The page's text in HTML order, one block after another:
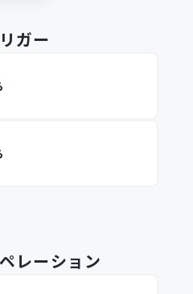
ガー
レーション